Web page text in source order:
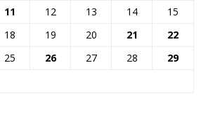
11 12 13 14
15
18 19 20 21
22
25 26 27 28
29